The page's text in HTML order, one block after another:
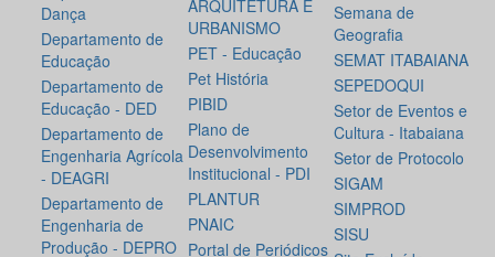
Dança
Departamento de
Educação
Departamento de
Educação - DED
Departamento de
Engenharia Agrícola
- DEAGRI
Departamento de
Engenharia de
Produção - DEPRO
ARQUITETURA E
URBANISMO
PET - Educação
Pet História
PIBID
Plano de
Desenvolvimento
Institucional - PDI
PLANTUR
PNAIC
Portal de Periódicos
Semana de
Geografia
SEMAT ITABAIANA
SEPEDOQUI
Setor de Eventos e
Cultura - Itabaiana
Setor de Protocolo
SIGAM
SIMPROD
SISU